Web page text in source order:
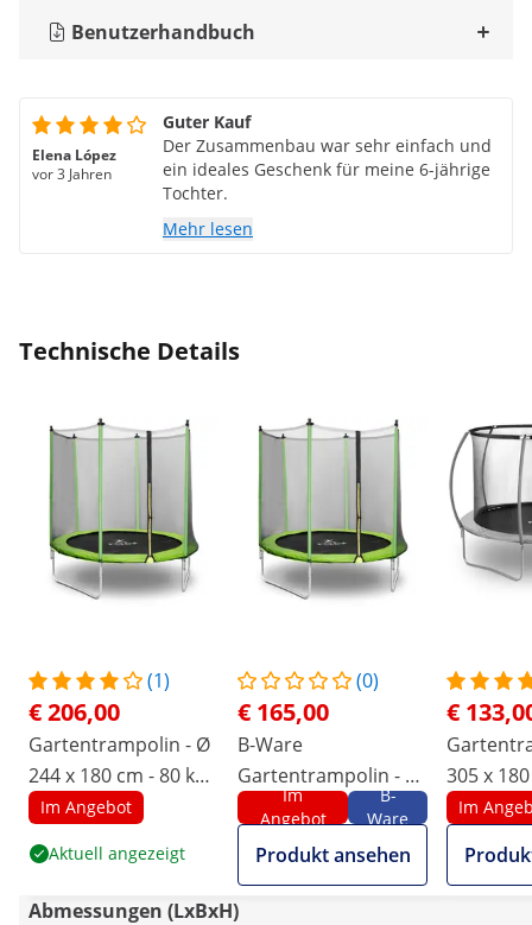
Benutzerhandbuch
Elena López
vor 3 Jahren
Guter Kauf
Der Zusammenbau war sehr einfach und
ein ideales Geschenk für meine 6-jährige
Tochter.
Mehr lesen
Technische Details
(1)
€ 206,00
Gartentrampolin - Ø
244 x 180 cm - 80 kg -
Netz - Schwarz/Grün
Im Angebot
Aktuell angezeigt
(0)
€ 165,00
B-Ware
Gartentrampolin - Ø
244 x 180 cm - 80 kg -
Netz - Schwarz/Grün
Im
Angebot
B-
Ware
Produkt ansehen
€
305 x
- Netz -
Im
Abmessungen (LxBxH)